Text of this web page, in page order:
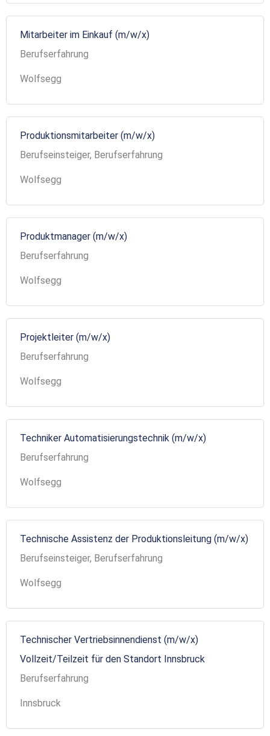
Mitarbeiter im Einkauf (m/w/x)
Berufserfahrung
Wolfsegg
Produktionsmitarbeiter (m/w/x)
Berufseinsteiger, Berufserfahrung
Wolfsegg
Produktmanager (m/w/x)
Berufserfahrung
Wolfsegg
Projektleiter (m/w/x)
Berufserfahrung
Wolfsegg
Techniker Automatisierungstechnik (m/w/x)
Berufserfahrung
Wolfsegg
Technische Assistenz der Produktionsleitung (m/w/x)
Berufseinsteiger, Berufserfahrung
Wolfsegg
Technischer Vertriebsinnendienst (m/w/x)
Vollzeit/Teilzeit für den Standort Innsbruck
Berufserfahrung
Innsbruck